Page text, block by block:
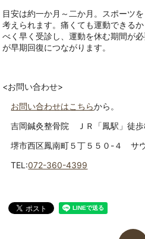
目安は約一か月～二か月。スポーツ
考えられます。痛くても運動できる
べく早く受診し、運動を休む期間が
が早期回復につながります。
<お問い合わせ>
お問い合わせはこちらから。
吉岡鍼灸整骨院 ＪＲ「鳳駅」徒
堺市西区鳳南町５丁５５０-４ サ
TEL:072-360-4399